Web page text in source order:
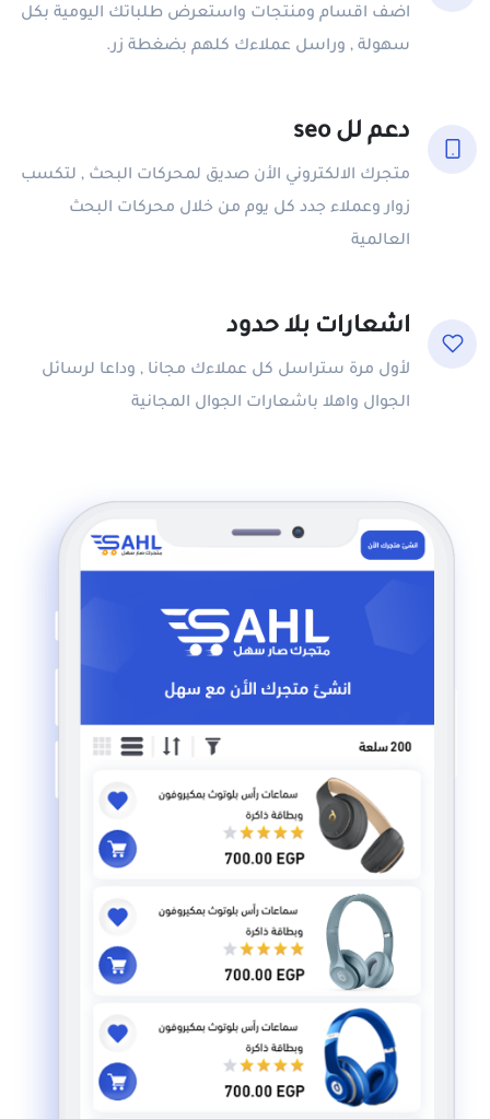
اضف اقسام ومنتجات واستعرض طلباتك اليومية بكل
سهولة , وراسل عملاءك كلهم بضغطة زر.
دعم لل seo
متجرك الالكتروني الأن صديق لمحركات البحث , لتكسب
زوار وعملاء جدد كل يوم من خلال محركات البحث
العالمية
اشعارات بلا حدود
لأول مرة ستراسل كل عملاءك مجانا , وداعا لرسائل
الجوال واهلا باشعارات الجوال المجانية